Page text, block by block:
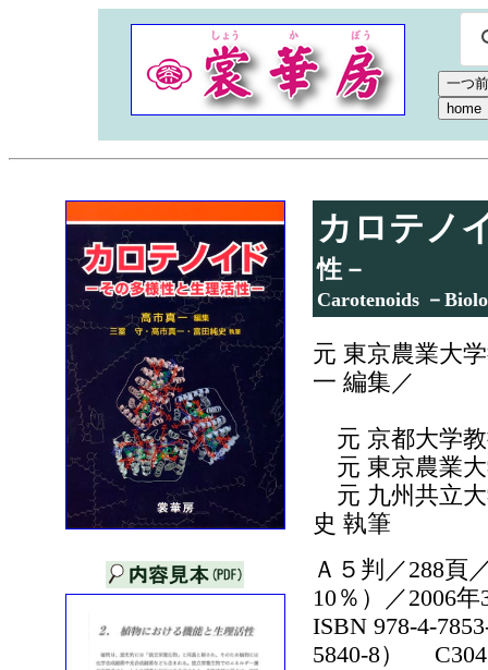
カロテノ
性－
Carotenoids －
元 東京農業大
一 編集／
元 京都大学
元 東京農業
元 九州共立
史 執筆
Ａ５判／288頁
10％）／2006
ISBN 978-4-
5840-8）